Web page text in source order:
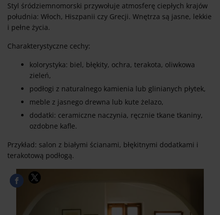
Styl śródziemnomorski przywołuje atmosferę ciepłych krajów
południa: Włoch, Hiszpanii czy Grecji. Wnętrza są jasne, lekkie
i pełne życia.
Charakterystyczne cechy:
kolorystyka: biel, błękity, ochra, terakota, oliwkowa
zieleń,
podłogi z naturalnego kamienia lub glinianych płytek,
meble z jasnego drewna lub kute żelazo,
dodatki: ceramiczne naczynia, ręcznie tkane tkaniny,
ozdobne kafle.
Przykład: salon z białymi ścianami, błękitnymi dodatkami i
terakotową podłogą.